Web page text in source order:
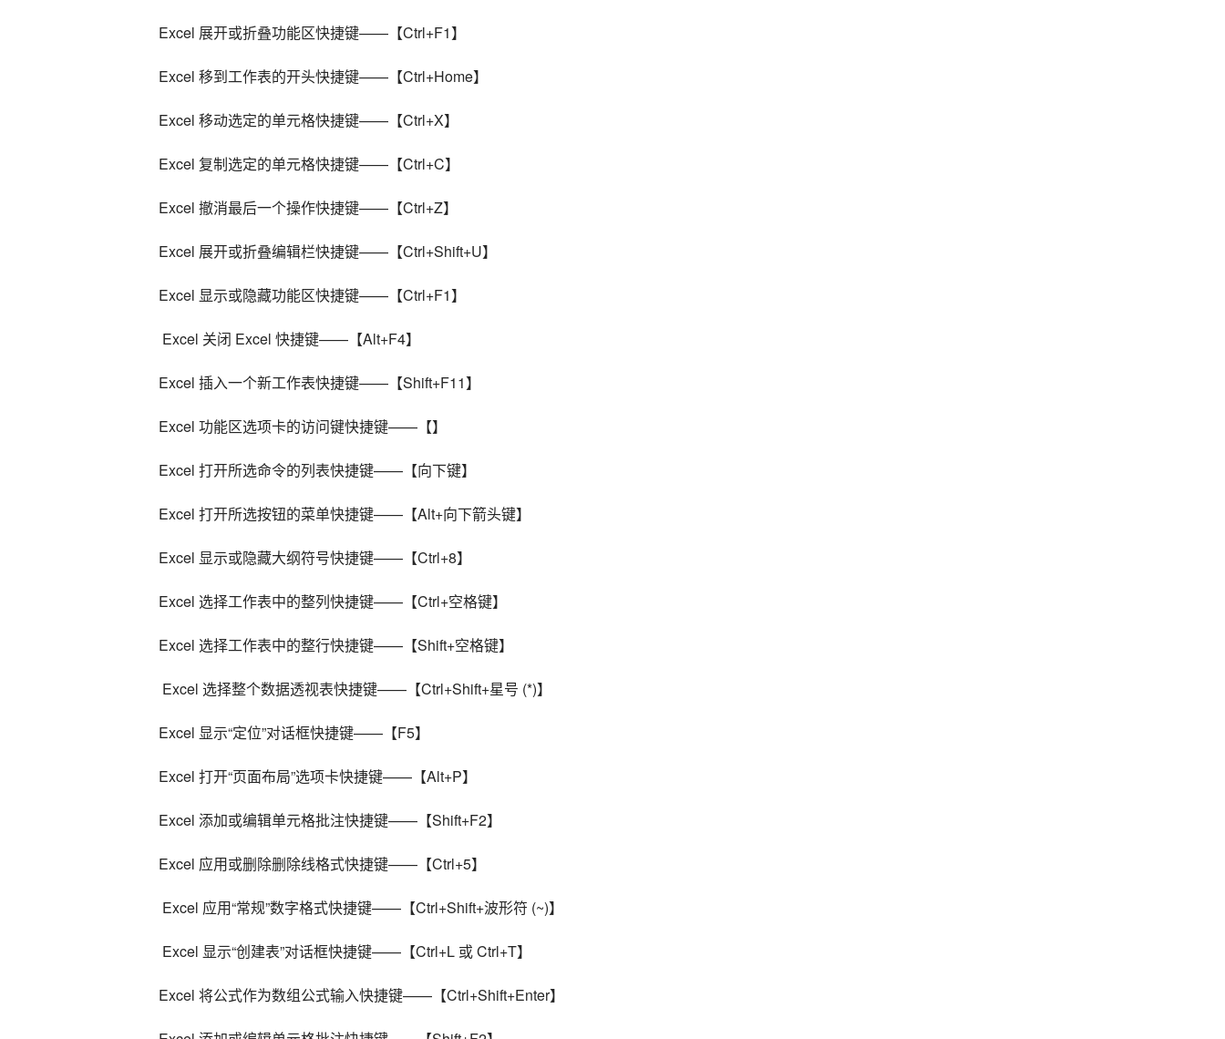
Excel 展开或折叠功能区快捷键——【Ctrl+F1】
Excel 移到工作表的开头快捷键——【Ctrl+Home】
Excel 移动选定的单元格快捷键——【Ctrl+X】
Excel 复制选定的单元格快捷键——【Ctrl+C】
Excel 撤消最后一个操作快捷键——【Ctrl+Z】
Excel 展开或折叠编辑栏快捷键——【Ctrl+Shift+U】
Excel 显示或隐藏功能区快捷键——【Ctrl+F1】
Excel 关闭 Excel 快捷键——【Alt+F4】
Excel 插入一个新工作表快捷键——【Shift+F11】
Excel 功能区选项卡的访问键快捷键——【】
Excel 打开所选命令的列表快捷键——【向下键】
Excel 打开所选按钮的菜单快捷键——【Alt+向下箭头键】
Excel 显示或隐藏大纲符号快捷键——【Ctrl+8】
Excel 选择工作表中的整列快捷键——【Ctrl+空格键】
Excel 选择工作表中的整行快捷键——【Shift+空格键】
Excel 选择整个数据透视表快捷键——【Ctrl+Shift+星号 (*)】
Excel 显示“定位”对话框快捷键——【F5】
Excel 打开“页面布局”选项卡快捷键——【Alt+P】
Excel 添加或编辑单元格批注快捷键——【Shift+F2】
Excel 应用或删除删除线格式快捷键——【Ctrl+5】
Excel 应用“常规”数字格式快捷键——【Ctrl+Shift+波形符 (~)】
Excel 显示“创建表”对话框快捷键——【Ctrl+L 或 Ctrl+T】
Excel 将公式作为数组公式输入快捷键——【Ctrl+Shift+Enter】